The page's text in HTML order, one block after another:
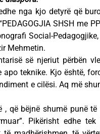
nga kjo detyrë që
SHSH me
Social-
Mehmetin.
së njeriut përbën
teknike. Kjo është,
e cilësi. Aq më
, që bëjnë shumë punë
Pikërisht edhe